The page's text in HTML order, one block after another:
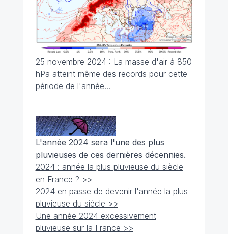
25 novembre 2024 : La masse d'air à 850
hPa atteint même des records pour cette
période de l'année...
L'année 2024 sera l'une des plus
pluvieuses de ces dernières décennies.
2024 : année la plus pluvieuse du siècle
en France ? >>
2024 en passe de devenir l'année la plus
pluvieuse du siècle >>
Une année 2024 excessivement
pluvieuse sur la France >>